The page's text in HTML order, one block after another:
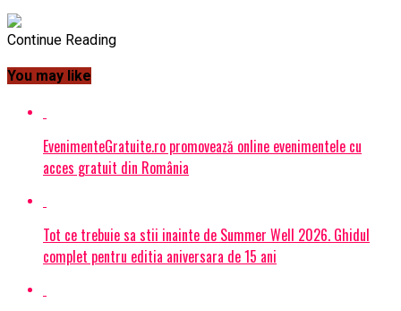
Continue Reading
You may like
EvenimenteGratuite.ro promovează online evenimentele cu
acces gratuit din România
Tot ce trebuie sa stii inainte de Summer Well 2026. Ghidul
complet pentru editia aniversara de 15 ani